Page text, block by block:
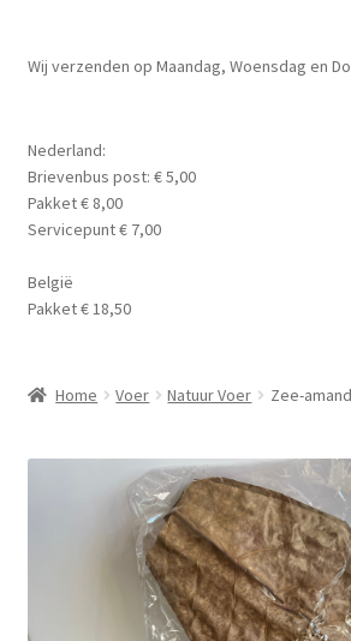
Voer
Contact Formulier
Wij verzenden op Maandag, Woensdag en
Nederland:
Brievenbus post: € 5,00
Pakket € 8,00
Servicepunt € 7,00
België
Pakket € 18,50
Home Voer Natuur Voer Zee-